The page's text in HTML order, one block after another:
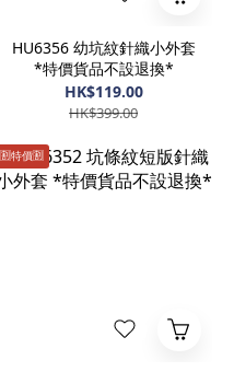
HU6356 幼坑紋針織小外套
*特價貨品不設退換*
HK$119.00
HK$399.00
🈹️特價🈹️